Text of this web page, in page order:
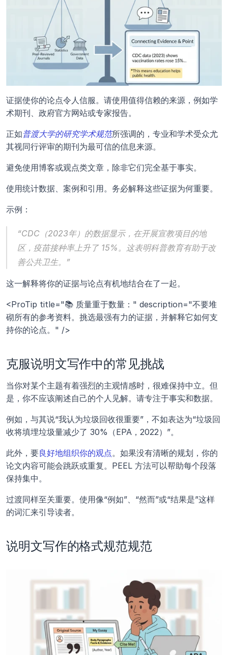
证据使你的论点令人信服。请使用值得信赖的来源，例如学
术期刊、政府官方网站或专家报告。
正如普渡大学的研究学术规范所强调的，专业和学术受众尤
其视同行评审的期刊为最可信的信息来源。
避免使用博客或观点类文章，除非它们完全基于事实。
使用统计数据、案例和引用。务必解释这些证据为何重要。
示例：
“CDC（2023年）的数据显示，在开展宣教项目的地
区，疫苗接种率上升了 15%。这表明科普教育有助于改
善公共卫生。”
这一解释将你的证据与论点有机地结合在了一起。
<ProTip title="📚 质量重于数量：" description="不要堆
砌所有的参考资料。挑选最强有力的证据，并解释它如何支
持你的论点。" />
克服说明文写作中的常见挑战
当你对某个主题有着强烈的主观情感时，很难保持中立。但
是，你不应该阐述自己的个人见解。请专注于事实和数据。
例如，与其说“我认为垃圾回收很重要”，不如表达为“垃圾回
收将填埋垃圾量减少了 30%（EPA，2022）”。
此外，要良好地组织你的观点。如果没有清晰的规划，你的
论文内容可能会跳跃或重复。PEEL 方法可以帮助每个段落
保持集中。
过渡同样至关重要。使用像“例如”、“然而”或“结果是”这样
的词汇来引导读者。
说明文写作的格式规范规范